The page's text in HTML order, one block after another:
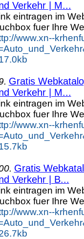
Verkehr | M...
eintragen im
fuer Ihre
www.xn--
Gratis
Verkehr | M...
eintragen im
fuer Ihre
www.xn--
Gratis
Verkehr | B...
eintragen im
fuer Ihre
www.xn--